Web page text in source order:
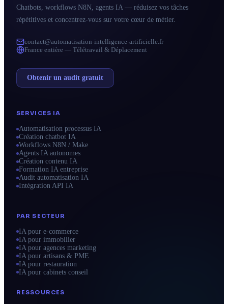
Chatbots, workflows N8N, agents IA — réduisez vos tâches
répétitives et concentrez-vous sur votre cœur de métier.
contact@automatisation-intelligence-artificielle.fr
France entière — Télétravail & Déplacement
Obtenir un audit gratuit
SERVICES IA
Automatisation processus IA
Création chatbot IA
Workflows N8N / Make
Agents IA autonomes
Création contenu IA
Formation IA entreprise
Audit automatisation IA
Intégration API IA
PAR SECTEUR
IA pour e-commerce
IA pour immobilier
IA pour agences marketing
IA pour artisans & PME
IA pour restauration
IA pour cabinets conseil
RESSOURCES